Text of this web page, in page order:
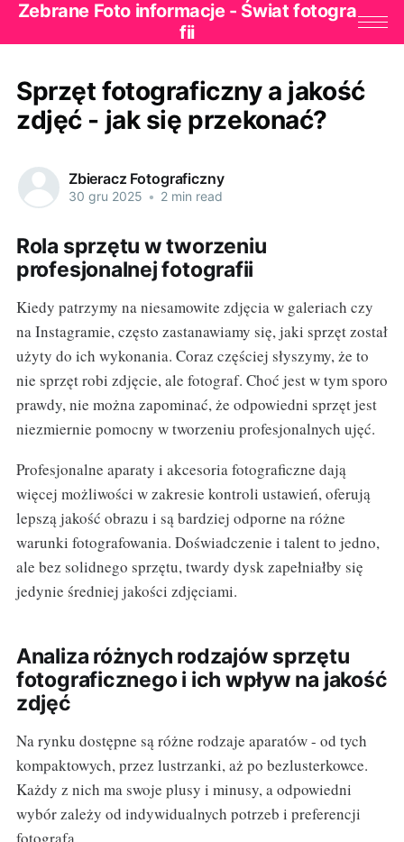
Zebrane Foto informacje - Świat fotogra
fii
Sprzęt fotograficzny a jakość
zdjęć - jak się przekonać?
Zbieracz Fotograficzny
30 gru 2025 • 2 min read
Rola sprzętu w tworzeniu
profesjonalnej fotografii
Kiedy patrzymy na niesamowite zdjęcia w galeriach czy
na Instagramie, często zastanawiamy się, jaki sprzęt został
użyty do ich wykonania. Coraz częściej słyszymy, że to
nie sprzęt robi zdjęcie, ale fotograf. Choć jest w tym sporo
prawdy, nie można zapominać, że odpowiedni sprzęt jest
niezmiernie pomocny w tworzeniu profesjonalnych ujęć.
Profesjonalne aparaty i akcesoria fotograficzne dają
więcej możliwości w zakresie kontroli ustawień, oferują
lepszą jakość obrazu i są bardziej odporne na różne
warunki fotografowania. Doświadczenie i talent to jedno,
ale bez solidnego sprzętu, twardy dysk zapełniałby się
jedynie średniej jakości zdjęciami.
Analiza różnych rodzajów sprzętu
fotograficznego i ich wpływ na jakość
zdjęć
Na rynku dostępne są różne rodzaje aparatów - od tych
kompaktowych, przez lustrzanki, aż po bezlusterkowce.
Każdy z nich ma swoje plusy i minusy, a odpowiedni
wybór zależy od indywidualnych potrzeb i preferencji
fotografa.